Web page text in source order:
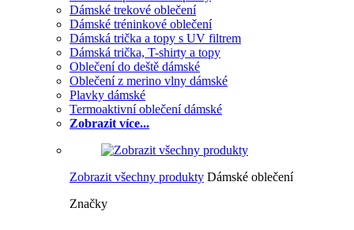
Dámské trekové oblečení
Dámské tréninkové oblečení
Dámská trička a topy s UV filtrem
Dámská trička, T-shirty a topy
Oblečení do deště dámské
Oblečení z merino vlny dámské
Plavky dámské
Termoaktivní oblečení dámské
Zobrazit více...
Zobrazit všechny produkty Dámské oblečení
Značky